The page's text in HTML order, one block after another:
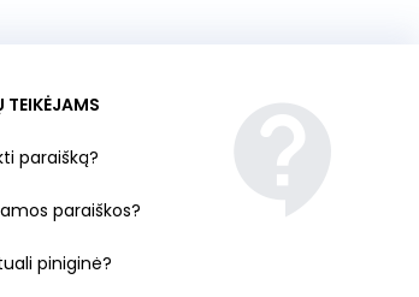
TEIKĖJAMS
paraišką?
paraiškos?
piniginė?